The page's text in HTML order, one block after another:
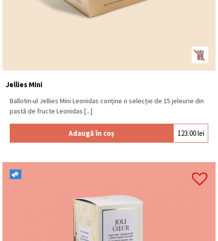
Jellies Mini
Ballotin-ul Jellies Mini Leonidas conține o selecție de 15 jeleurie din
pastă de fructe Leonidas [...]
Adaugă în coș 123.00lei